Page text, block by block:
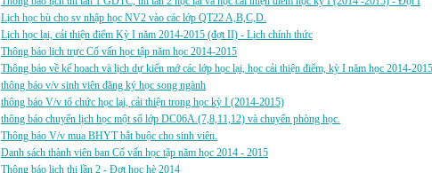
Lịch học bù cho sv nhập học NV2 vào các lớp QT22 A,B,C,D.
Lịch học lại, cải thiện điểm Kỳ I năm 2014-2015 (đợt II) - Lịch chính thức
Thông báo lịch trực Cố vấn học tập năm học 2014-2015
Thông báo về kế hoach và lịch dự kiến mớ các lớp học lại, học cải thiện điểm, kỳ I năm học 2014-
thông báo v/v sinh viên đăng ký học song ngành
thông báo V/v tổ chức học lại, cải thiện trong học kỳ I (2014-2015)
thông báo chuyển lịch học một số lớp DC06A.(7,8,11,12) và chuyển phòng học.
Thông báo V/v mua BHYT bắt buộc cho sinh viên.
Danh sách thành viên ban Cố vấn học tập năm học 2014 - 2015
Thông báo lịch thi lần 2 - Đợt học hè 2014